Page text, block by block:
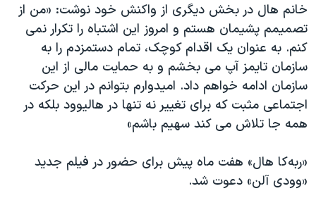
خانم هال در بخش دیگری از واکنش خود نوشت: «من از
تصمیمم پشیمان هستم و امروز این اشتباه را تکرار نمی
کنم. به عنوان یک اقدام کوچک، تمام دستمزدم را به
سازمان تایمز آپ می بخشم و به حمایت مالی از این
سازمان ادامه خواهم داد. امیدوارم بتوانم در این حرکت
اجتماعی مثبت که برای تغییر نه تنها در هالیوود بلکه در
همه جا تلاش می کند سهیم باشم»
«ربه‌کا هال» هفت ماه پیش برای حضور در فیلم جدید
«وودی آلن» دعوت شد.